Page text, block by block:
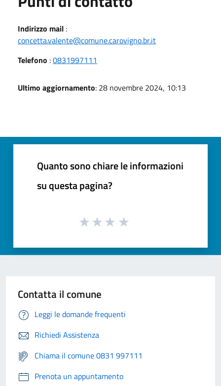
Indirizzo mail :
concetta.valente@comune.carovigno.br.it
Telefono :0831997111
Ultimo aggiornamento: 28 novembre 2024, 10:13
Quanto sono chiare le informazioni
su questa pagina?
Contatta il comune
Leggi le domande frequenti
Richiedi Assistenza
Chiama il comune 0831 997111
Prenota un appuntamento